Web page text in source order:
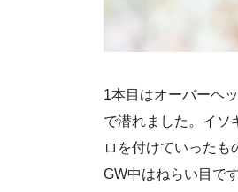
1本目はオーバーヘ
で潜れました。イソ
ロを付けていった
GW中はねらい目で